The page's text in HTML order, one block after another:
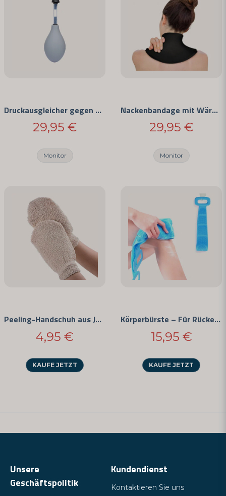
Druckausgleicher gegen Migräne
29,95 €
Monitor
Nackenbandage mit Wärme- & Kältetherapie
29,95 €
Monitor
Peeling-Handschuh aus Jute
4,95 €
KAUFE JETZT
Körperbürste – Für Rücken und Beine
15,95 €
KAUFE JETZT
Unsere
Geschäftspolitik
Kundendienst
Kontaktieren Sie uns